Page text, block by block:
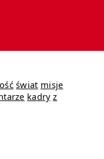
świat misje
kadry z